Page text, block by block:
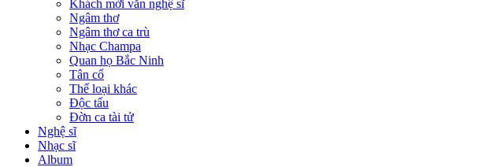
Khách mời văn nghệ sĩ
Ngâm thơ
Ngâm thơ ca trù
Nhạc Champa
Quan họ Bắc Ninh
Tân cổ
Thể loại khác
Độc tấu
Đờn ca tài tử
Nghệ sĩ
Nhạc sĩ
Album